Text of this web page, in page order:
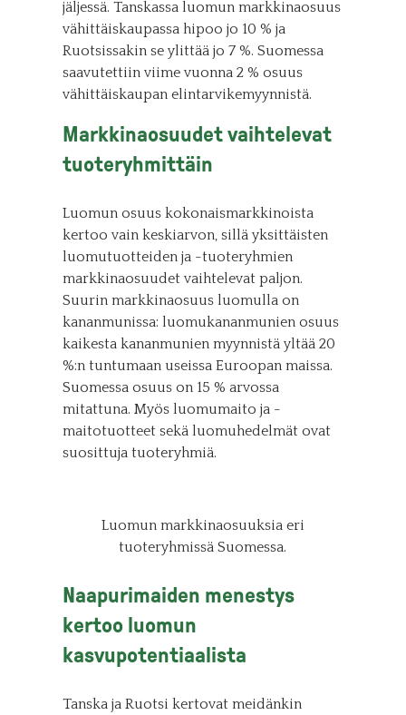
jäljessä. Tanskassa luomun markkinaosuus
vähittäiskaupassa hipoo jo 10 % ja
Ruotsissakin se ylittää jo 7 %. Suomessa
saavutettiin viime vuonna 2 % osuus
vähittäiskaupan elintarvikemyynnistä.
Markkinaosuudet vaihtelevat
tuoteryhmittäin
Luomun osuus kokonaismarkkinoista
kertoo vain keskiarvon, sillä yksittäisten
luomutuotteiden ja -tuoteryhmien
markkinaosuudet vaihtelevat paljon.
Suurin markkinaosuus luomulla on
kananmunissa: luomukananmunien osuus
kaikesta kananmunien myynnistä yltää 20
%:n tuntumaan useissa Euroopan maissa.
Suomessa osuus on 15 % arvossa
mitattuna. Myös luomumaito ja -
maitotuotteet sekä luomuhedelmät ovat
suosittuja tuoteryhmiä.
Luomun markkinaosuuksia eri
tuoteryhmissä Suomessa.
Naapurimaiden menestys
kertoo luomun
kasvupotentiaalista
Tanska ja Ruotsi kertovat meidänkin